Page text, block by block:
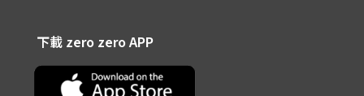
下載 zero zero APP